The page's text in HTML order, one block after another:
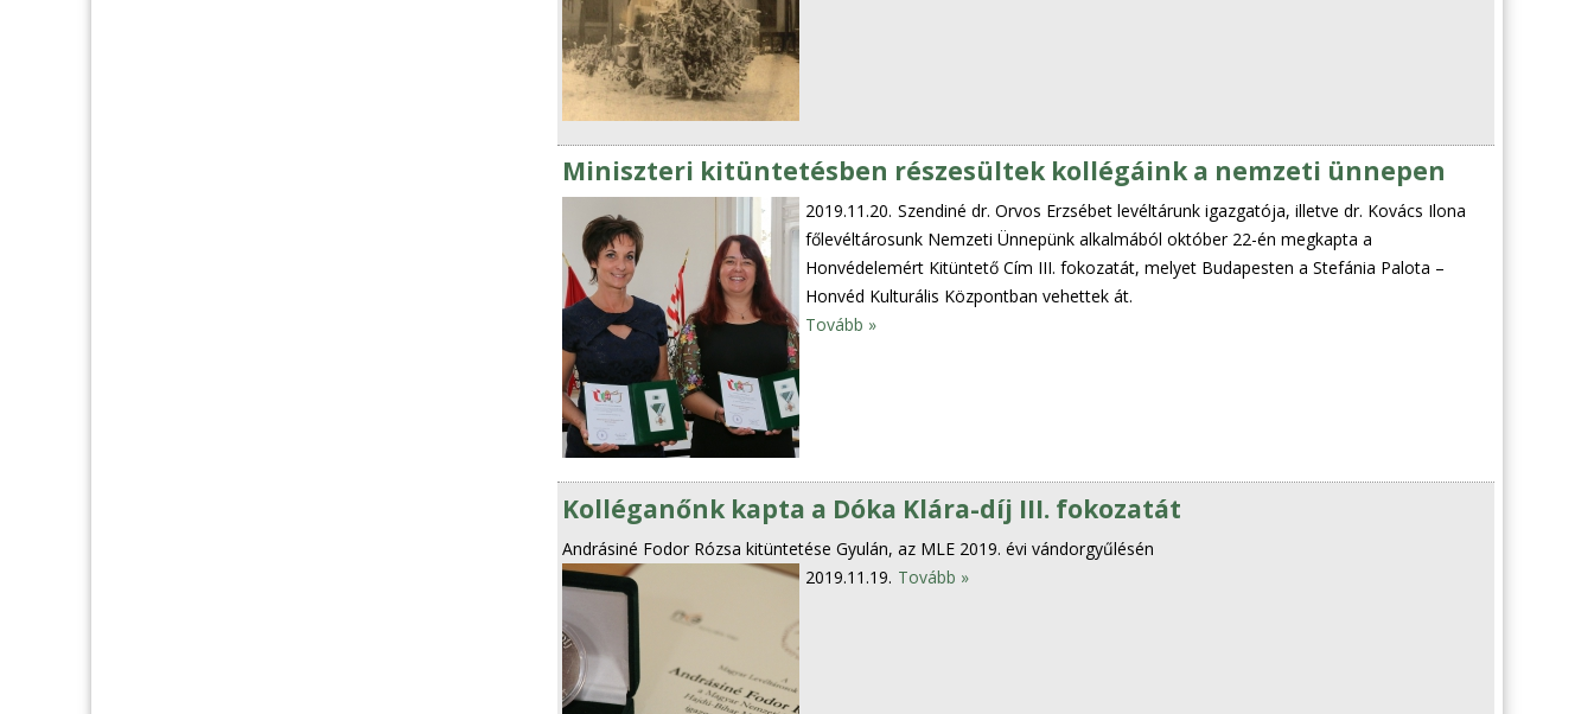
Miniszteri kitüntetésben részesültek kollégáink a nemzeti ünnepen
2019.11.20. Szendiné dr. Orvos Erzsébet levéltárunk igazgatója, illetve dr. Kovács Ilona
főlevéltárosunk Nemzeti Ünnepünk alkalmából október 22-én megkapta a
Honvédelemért Kitüntető Cím III. fokozatát, melyet Budapesten a Stefánia Palota –
Honvéd Kulturális Központban vehettek át.
Tovább »
Kolléganőnk kapta a Dóka Klára-díj III. fokozatát
Andrásiné Fodor Rózsa kitüntetése Gyulán, az MLE 2019. évi vándorgyűlésén
2019.11.19. Tovább »